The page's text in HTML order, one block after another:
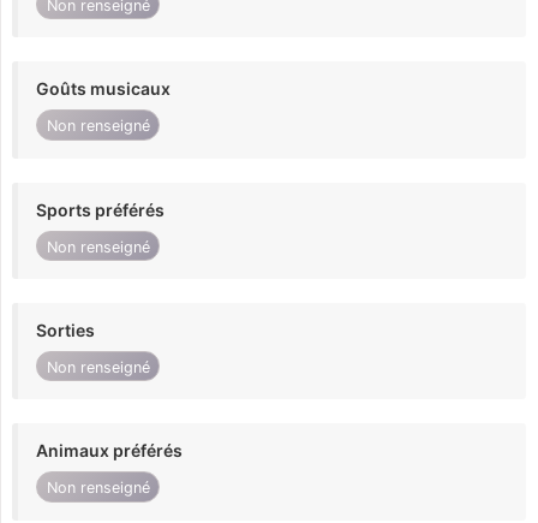
Non renseigné
Goûts musicaux
Non renseigné
Sports préférés
Non renseigné
Sorties
Non renseigné
Animaux préférés
Non renseigné